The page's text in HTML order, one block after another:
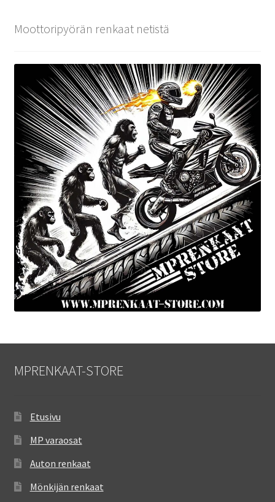
Moottoripyörän renkaat netistä
MPRENKAAT-STORE
Etusivu
MP varaosat
Auton renkaat
Mönkijän renkaat